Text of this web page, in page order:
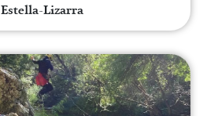
Estella-Lizarra
River Walking cerca de Estella-